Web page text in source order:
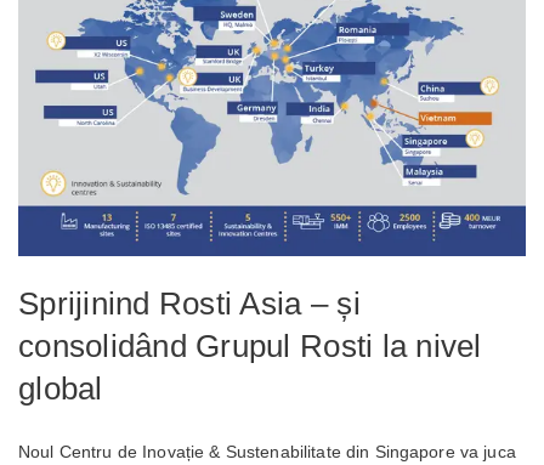
Sprijinind Rosti Asia – și
consolidând Grupul Rosti la nivel
global
Noul Centru de Inovație & Sustenabilitate din Singapore va juca